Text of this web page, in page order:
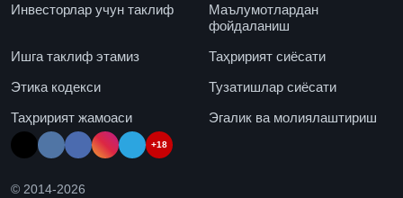
Инвесторлар учун таклиф
Маълумотлардан
фойдаланиш
Ишга таклиф этамиз
Таҳририят сиёсати
Этика кодекси
Тузатишлар сиёсати
Таҳририят жамоаси
Эгалик ва молиялаштириш
+18
© 2014-2026